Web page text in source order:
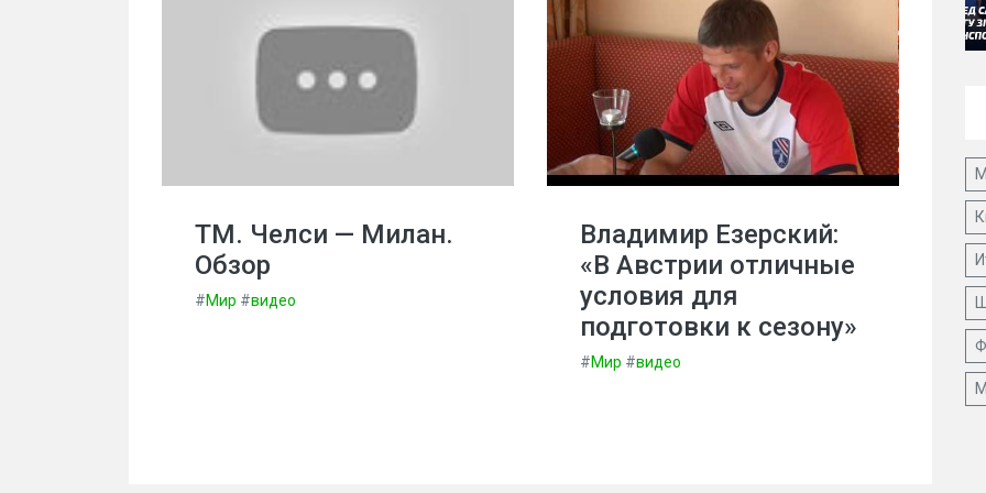
ТМ. Челси — Милан.
Обзор
#Мир #видео
Владимир Езерский:
«В Австрии отличные
условия для
подготовки к сезону»
#Мир #видео